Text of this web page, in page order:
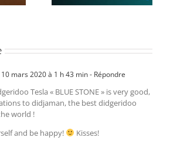
10 mars 2020 à 1 h 43 min- Répondre
Tesla « BLUE STONE » is very good,
to didjaman, the best didgeridoo
world !
and be happy!
Kisses!